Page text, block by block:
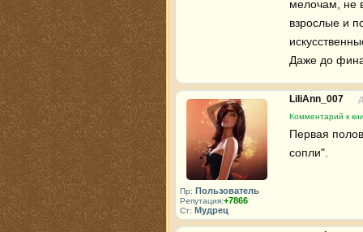
мелочам, не
взрослые и
Даже до
Пр: Пользователь
Репутация:+7866
Ст: Мудрец
LiliAnn_007
Комментарий к
Первая
сопли".